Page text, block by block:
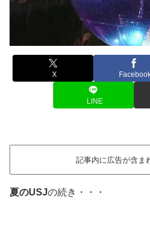
X
LINE
記事内に広告が含ま
夏のUSJの続き・・・